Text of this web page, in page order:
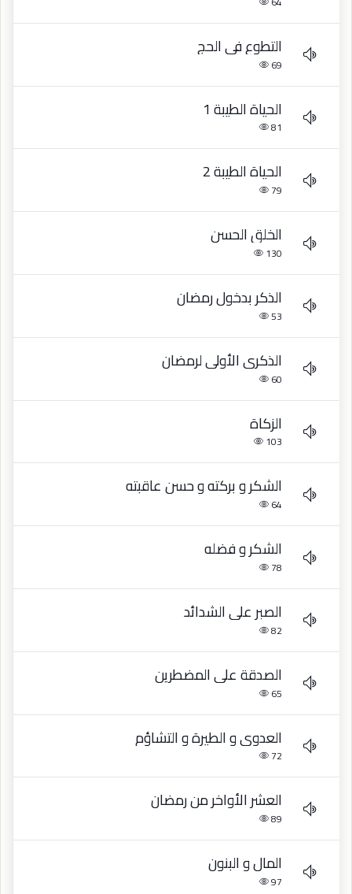
التطوع في الحج
69
الحياة الطيبة 1
81
الحياة الطيبة 2
79
الخلق الحسن
130
الذكر بدخول رمضان
53
الذكرى الأولى لرمضان
60
الزكاة
103
الشكر و بركته و حسن عاقبته
64
الشكر و فضله
78
الصبر على الشدائد
82
الصدقة على المضطرين
65
العدوى و الطيرة و التشاؤم
72
العشر الأواخر من رمضان
89
المال و البنون
97